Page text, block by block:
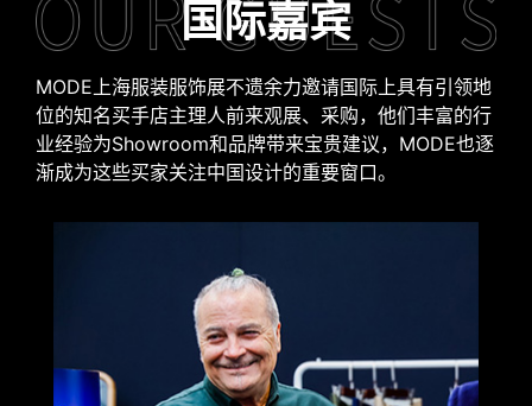
国际嘉宾
MODE上海服装服饰展不遗余力邀请国际上具有引领地
位的知名买手店主理人前来观展、采购，他们丰富的行
业经验为Showroom和品牌带来宝贵建议，MODE也逐
渐成为这些买家关注中国设计的重要窗口。